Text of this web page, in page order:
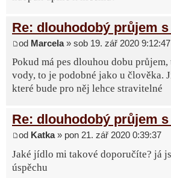
Re: dlouhodobý průjem
od Marcela» sob 19. zář 2020 9:12:47
Pokud má pes dlouhou dobu
vody, to je podobné jako u
které bude pro něj lehce stravitelné
Re: dlouhodobý průjem
od Katka» pon 21. zář 2020 0:39:37
Jaké jídlo mi takové doporučíte? já
úspěchu